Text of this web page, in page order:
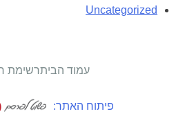
Uncategorized
עמוד הביתרשימת
פיתוח האתר: